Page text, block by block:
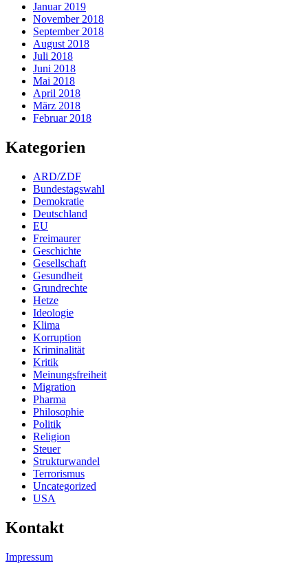
Januar 2019
November 2018
September 2018
August 2018
Juli 2018
Juni 2018
Mai 2018
April 2018
März 2018
Februar 2018
Kategorien
ARD/ZDF
Bundestagswahl
Demokratie
Deutschland
EU
Freimaurer
Geschichte
Gesellschaft
Gesundheit
Grundrechte
Hetze
Ideologie
Klima
Korruption
Kriminalität
Kritik
Meinungsfreiheit
Migration
Pharma
Philosophie
Politik
Religion
Steuer
Strukturwandel
Terrorismus
Uncategorized
USA
Kontakt
Impressum